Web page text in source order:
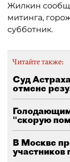
Жилкин
митинга,
субботник.
Читайте также:
Суд
отмене
"скорую
В Москве
участников